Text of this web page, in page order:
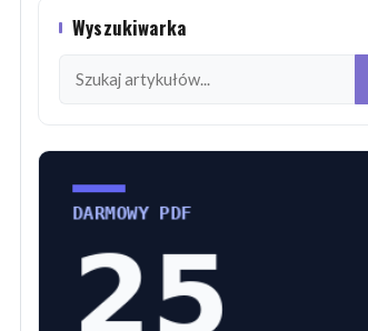
Wyszukiwarka